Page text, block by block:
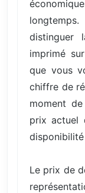
distinguer
imprimé
que vous
chiffre de
moment
prix actuel
Le prix de